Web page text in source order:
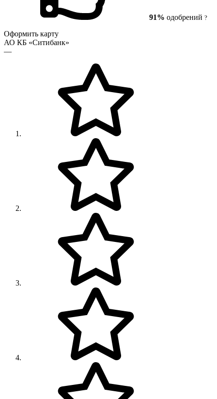
91% одобрений ?
Оформить карту
АО КБ «Ситибанк»
—